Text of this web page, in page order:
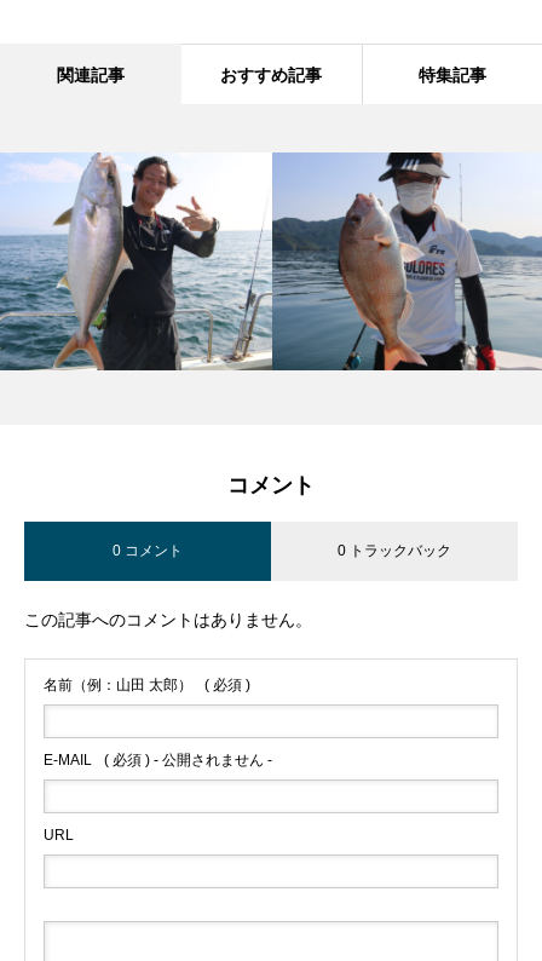
関連記事 おすすめ記事 特集記事
コメント
0 コメント 0 トラックバック
この記事へのコメントはありません。
名前（例：山田 太郎） ( 必須 )
E-MAIL ( 必須 ) - 公開されません -
URL